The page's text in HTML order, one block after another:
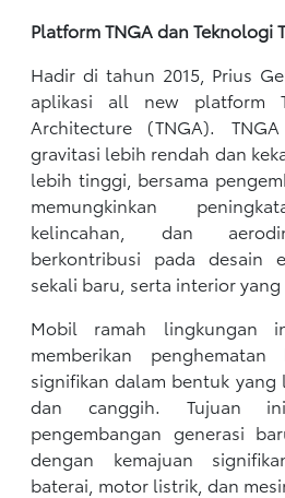
Platform TNGA dan Teknologi
Hadir di tahun 2015, Prius
aplikasi all new platform
Architecture (TNGA).
gravitasi lebih rendah dan
lebih tinggi, bersama
memungkinkan
kelincahan, dan
berkontribusi pada desain
sekali baru, serta interior
Mobil ramah lingkungan
memberikan
signifikan dalam bentuk yang
dan canggih. Tujuan
pengembangan generasi
dengan kemajuan
baterai, motor listrik, dan